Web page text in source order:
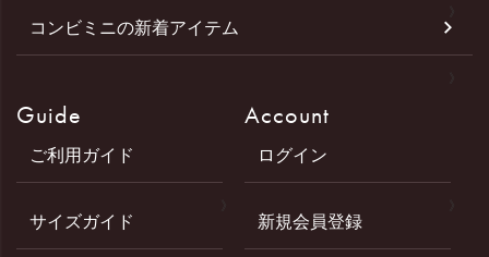
コンビミニの新着アイテム
Guide
ご利用ガイド
サイズガイド
Account
ログイン
新規会員登録